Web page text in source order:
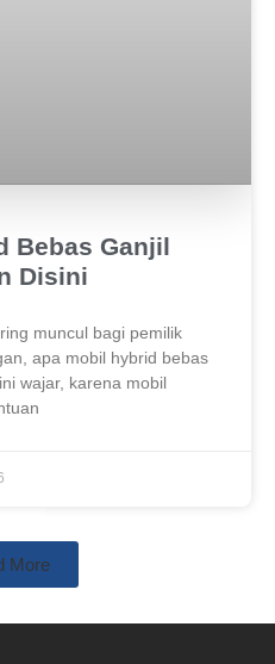
Bebas Ganjil
Disini
muncul bagi pemilik
apa mobil hybrid bebas
wajar, karena mobil
More